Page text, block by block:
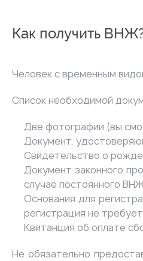
Как получить
Человек с временным
Список необходимой
Две фотографии (вы
Документ,
Свидетельство о
Документ законного
случае постоянного
Основания для
регистрация не
Квитанция об оплате
Не обязательно